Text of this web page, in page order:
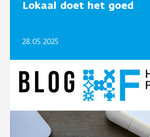
Lokaal doet het goed
28.05.2025